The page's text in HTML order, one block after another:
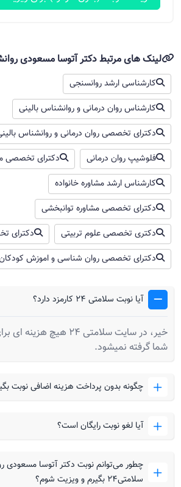
لینک های مرتبط دکتر آتوسا مسعودی
کارشناسی ارشد روانسنجی
کارشناس روان درمانی و روانشناس بالینی
دکترای تخصصی روان درمانی و روانشناس
فلوشیپ روان‌ درمانی
دکترای تخصصی
کارشناس ارشد مشاوره خانواده
دکترای تخصصی مشاوره توانبخشی
دکتری تخصصی علوم تربیتی
دکترای
دکترای تخصصی روان شناسی و اموزش کودکان
آیا نوبت سلامتی 24 کارمزد دارد؟
خیر، در سایت سلامتی 24
شما گرفته نمیشود.
چگونه بدون پرداخت هزینه اضافی نوبت
آیا لغو نوبت رایگان است؟
چطور می‌توانم نوبت دکتر آتوسا مسعودی
سلامتی۲۴ بگیرم و ویزیت شوم؟